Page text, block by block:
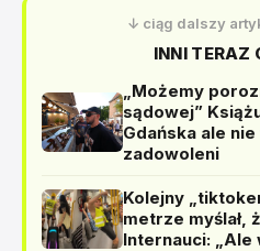
↓ ciąg dalszy
INNI
„Możemy
sądowej”
Gdańska ale
zadowoleni
Kolejny
metrze myślał,
Internauci: „Ale